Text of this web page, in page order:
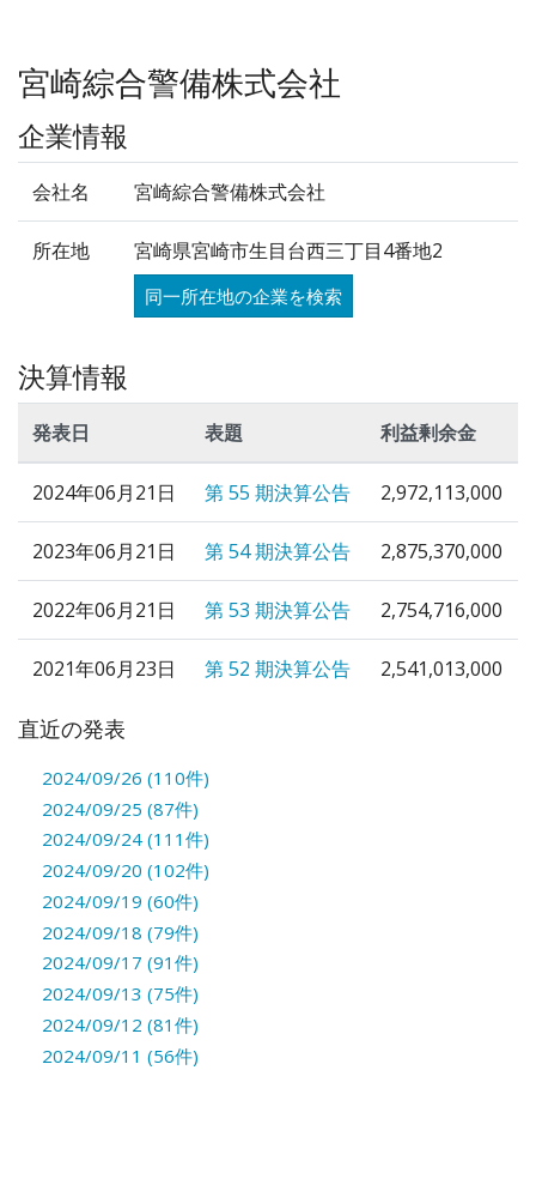
宮崎綜合警備株式会社
企業情報
会社名 宮崎綜合警備株式会社
所在地 宮崎県宮崎市生目台西三丁目4番地2
同一所在地の企業を検索
決算情報
発表日 表題 利益剰余金
2024年06月21日 第 55 期決算公告 2,972,113,000
2023年06月21日 第 54 期決算公告 2,875,370,000
2022年06月21日 第 53 期決算公告 2,754,716,000
2021年06月23日 第 52 期決算公告 2,541,013,000
直近の発表
2024/09/26 (110件)
2024/09/25 (87件)
2024/09/24 (111件)
2024/09/20 (102件)
2024/09/19 (60件)
2024/09/18 (79件)
2024/09/17 (91件)
2024/09/13 (75件)
2024/09/12 (81件)
2024/09/11 (56件)